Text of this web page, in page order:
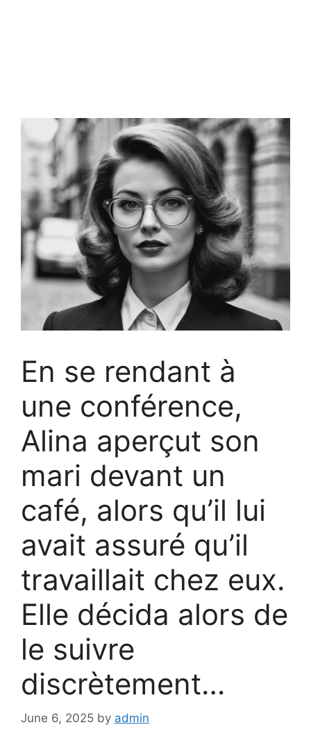
En se rendant à
une conférence,
Alina aperçut son
mari devant un
café, alors qu’il lui
avait assuré qu’il
travaillait chez eux.
Elle décida alors de
le suivre
discrètement…
June 6, 2025 by admin